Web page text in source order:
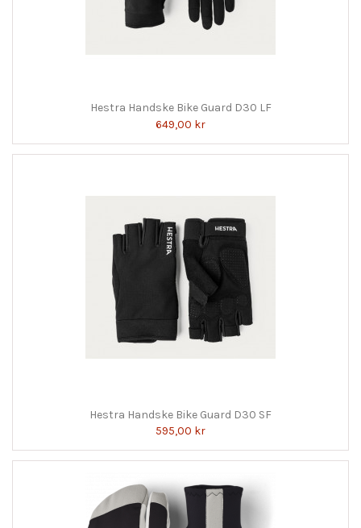
Hestra Handske Bike Guard D30 LF
649,00 kr
Hestra Handske Bike Guard D30 SF
595,00 kr